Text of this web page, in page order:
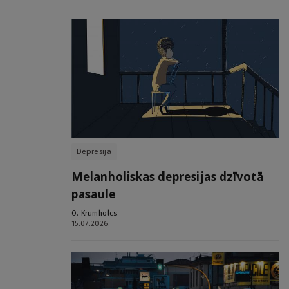
Depresija
Melanholiskas depresijas dzīvotā
pasaule
O. Krumholcs
15.07.2026.